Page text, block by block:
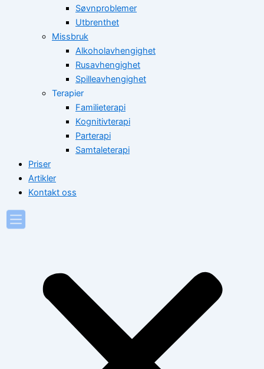
Søvnproblemer
Utbrenthet
Missbruk
Alkoholavhengighet
Rusavhengighet
Spilleavhengighet
Terapier
Familieterapi
Kognitivterapi
Parterapi
Samtaleterapi
Priser
Artikler
Kontakt oss